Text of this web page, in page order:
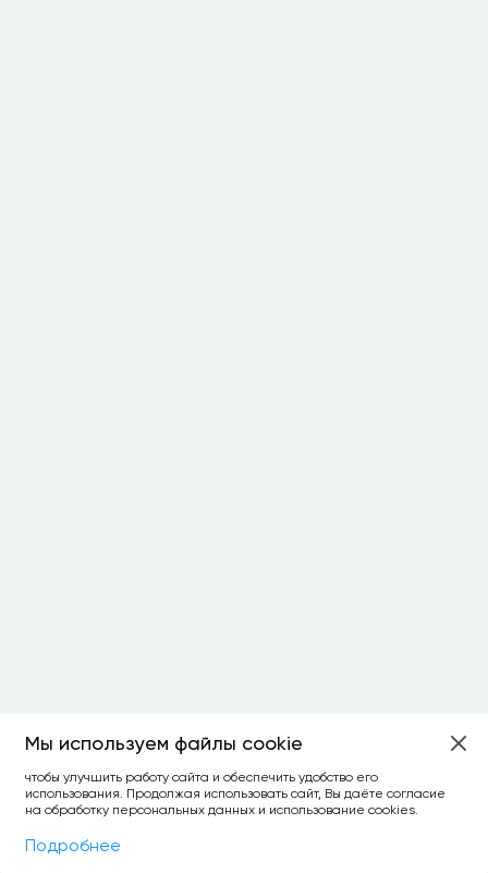
Фильтры
Мы используем файлы cookie
чтобы улучшить работу сайта и обеспечить удобство его
использования. Продолжая использовать сайт, Вы даёте согласие
на обработку персональных данных и использование cookies.
Подробнее
ОСТАЛОСЬ:
уточнить фильтр сравнить топ-3
спросить ИИ